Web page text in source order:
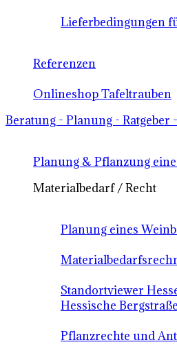
Lieferbedingungen
Referenzen
Onlineshop Tafeltrauben
Beratung - Planung - Ratgeber
Planung & Pflanzung
Materialbedarf / Recht
Planung eines
Standortviewer
Hessische
Pflanzrechte und